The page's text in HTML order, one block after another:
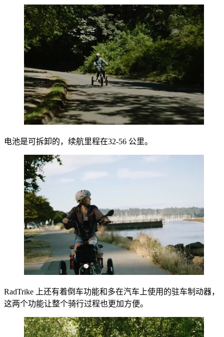
电池是可拆卸的，续航里程在32-56 公里。
RadTrike 上还有着倒车功能和多在汽车上使用的驻车制动器，
这两个功能让整个骑行过程也更加方便。